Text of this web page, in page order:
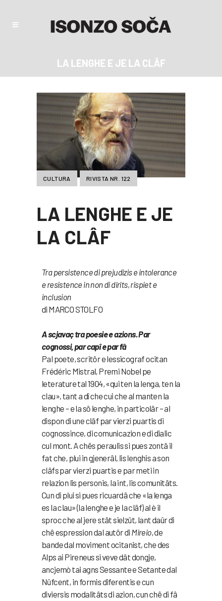
LA LENGHE E JE LA CLÂF
CULTURA RIVISTA NR. 122
LA LENGHE E JE
LA CLÂF
Tra persistence di prejudizis e intolerance
e resistence in non di dirits, rispiet e
inclusion
di MARCO STOLFO
A scjavaç tra poesie e azions. Par
cognossi, par capî e par fâ
Pal poete, scritôr e lessicograf ocitan
Frédéric Mistral, Premi Nobel pe
leterature tal 1904, «qui ten la lenga, ten la
clau», tant a dî che cui che al manten la
lenghe – e la sô lenghe, in particolâr – al
dispon di une clâf par vierzi puartis di
cognossince, di comunicazion e di dialic
cul mont. A chês peraulis si pues zontâ il
fat che, plui in gjenerâl, lis lenghis a son
clâfs par vierzi puartis e par meti in
relazion lis personis, la int, lis comunitâts.
Cun di plui si pues ricuardâ che «la lenga
es la clau» (la lenghe e je la clâf) al è il
sproc che al jere stât sielzût, lant daûr di
chê espression dal autôr di Mireio, de
bande dal moviment ocitanist, che des
Alps ai Pireneus si veve dât dongje,
ancjemò tai agns Sessante e Setante dal
Nûfcent, in formis diferentis e cun
diviersis modalitâts di azion, cun chê di fâ